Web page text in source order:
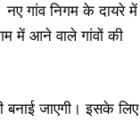
गांव निगम के दायरे में
में आने वाले गांवों की
बनाई जाएगी। इसके लिए